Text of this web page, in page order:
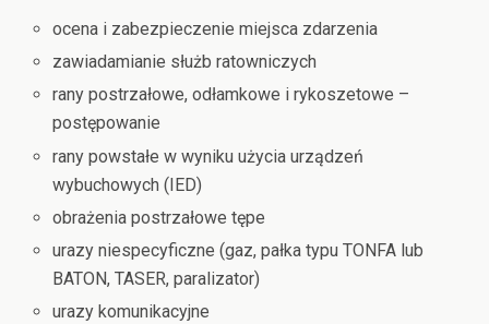
ocena i zabezpieczenie miejsca zdarzenia
zawiadamianie służb ratowniczych
rany postrzałowe, odłamkowe i rykoszetowe –
postępowanie
rany powstałe w wyniku użycia urządzeń
wybuchowych (IED)
obrażenia postrzałowe tępe
urazy niespecyficzne (gaz, pałka typu TONFA lub
BATON, TASER, paralizator)
urazy komunikacyjne